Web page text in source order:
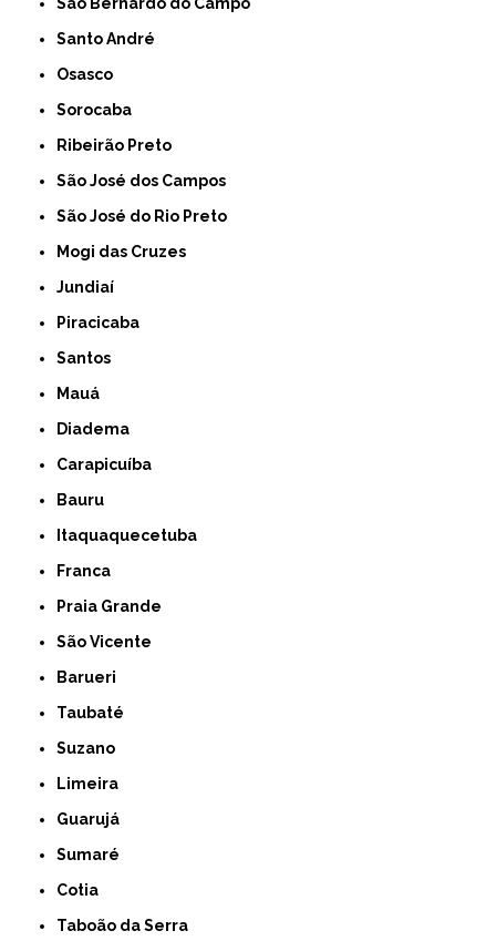
São Bernardo do Campo
Santo André
Osasco
Sorocaba
Ribeirão Preto
São José dos Campos
São José do Rio Preto
Mogi das Cruzes
Jundiaí
Piracicaba
Santos
Mauá
Diadema
Carapicuíba
Bauru
Itaquaquecetuba
Franca
Praia Grande
São Vicente
Barueri
Taubaté
Suzano
Limeira
Guarujá
Sumaré
Cotia
Taboão da Serra